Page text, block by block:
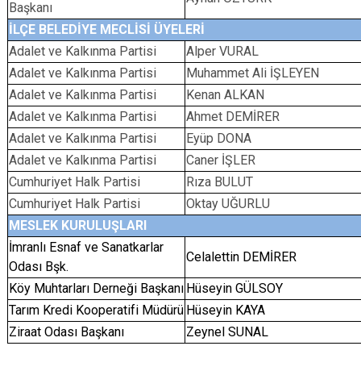
Başkanı
İLÇE BELEDİYE MECLİSİ ÜYELERİ
Adalet ve Kalkınma Partisi
Alper VURAL
Adalet ve Kalkınma Partisi
Muhammet Ali İŞLEYEN
Adalet ve Kalkınma Partisi
Kenan ALKAN
Adalet ve Kalkınma Partisi
Ahmet DEMİRER
Adalet ve Kalkınma Partisi
Eyüp DONA
Adalet ve Kalkınma Partisi
Caner İŞLER
Cumhuriyet Halk Partisi
Rıza BULUT
Cumhuriyet Halk Partisi
Oktay UĞURLU
MESLEK KURULUŞLARI
İmranlı Esnaf ve Sanatkarlar
Odası Bşk.
Celalettin DEMİRER
Köy Muhtarları Derneği Başkanı Hüseyin GÜLSOY
Tarım Kredi Kooperatifi Müdürü Hüseyin KAYA
Ziraat Odası Başkanı
Zeynel SUNAL